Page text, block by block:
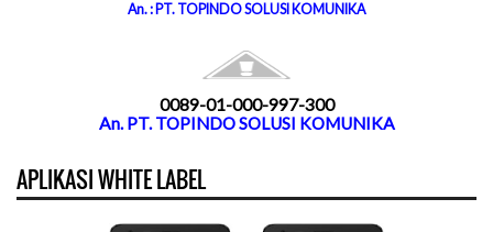
An. : PT. TOPINDO SOLUSI KOMUNIKA
0089-01-000-997-300
An. PT. TOPINDO SOLUSI KOMUNIKA
APLIKASI WHITE LABEL